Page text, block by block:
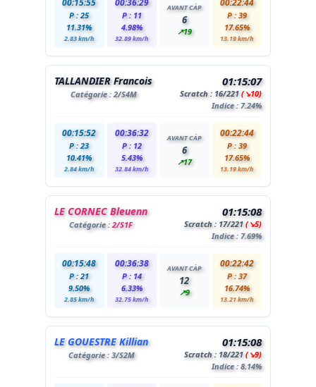
00:15:55
P : 25
11.31%
2.83 km/h
00:36:29
P : 11
4.98%
32.89 km/h
AVANT CÀP
6
↗19
00:22:44
P : 39
17.65%
13.19 km/h
TALLANDIER Francois
Catégorie :2/S4M
01:15:07
Scratch : 16/221(↘10)
Indice : 7.24%
00:15:52
P : 23
10.41%
2.84 km/h
00:36:32
P : 12
5.43%
32.84 km/h
AVANT CÀP
6
↗17
00:22:44
P : 39
17.65%
13.19 km/h
LE CORNEC Bleuenn
Catégorie :2/S1F
01:15:08
Scratch : 17/221(↘5)
Indice : 7.69%
00:15:48
P : 21
9.50%
2.85 km/h
00:36:38
P : 14
6.33%
32.75 km/h
AVANT CÀP
12
↗9
00:22:42
P : 37
16.74%
13.21 km/h
LE GOUESTRE Killian
Catégorie : 3/S2M
01:15:08
Scratch : 18/221(↘9)
Indice : 8.14%